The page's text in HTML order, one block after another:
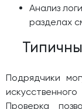
Анализ
разделах
Подрядчики
Проверка